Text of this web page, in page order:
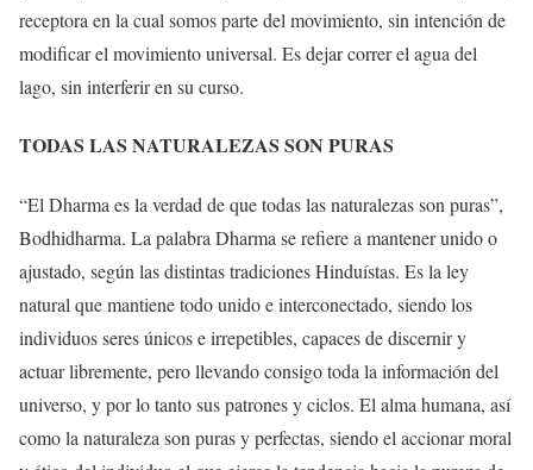
receptora en la cual somos parte del movimiento, sin intención de
modificar el movimiento universal. Es dejar correr el agua del
lago, sin interferir en su curso.
TODAS LAS NATURALEZAS SON PURAS
“El Dharma es la verdad de que todas las naturalezas son puras”,
Bodhidharma. La palabra Dharma se refiere a mantener unido o
ajustado, según las distintas tradiciones Hinduístas. Es la ley
natural que mantiene todo unido e interconectado, siendo los
individuos seres únicos e irrepetibles, capaces de discernir y
actuar libremente, pero llevando consigo toda la información del
universo, y por lo tanto sus patrones y ciclos. El alma humana, así
como la naturaleza son puras y perfectas, siendo el accionar moral